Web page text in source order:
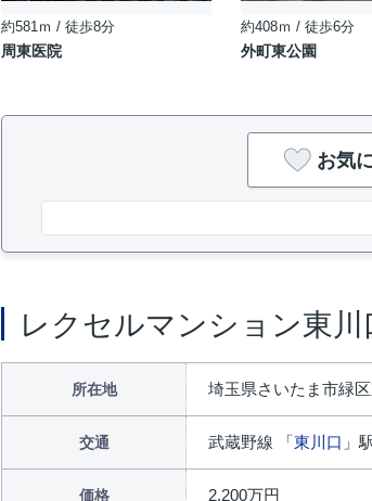
約581ｍ / 徒歩8分
周東医院
約408ｍ / 徒歩6分
外町東公園
お気
レクセルマンション東川
所在地 埼玉県さいたま市緑
交通 武蔵野線 「東川口 」
価格 2,200万円